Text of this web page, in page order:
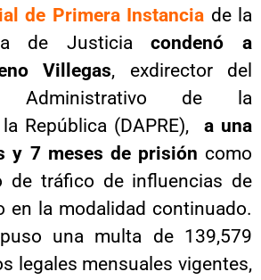
de Primera Instancia de la
de Justiciacondenó a
Villegas, exdirector del
Administrativo de la
República (DAPRE), a una
y 7 meses de prisión como
de tráfico de influencias de
en la modalidad continuado.
una multa de 139,579
legales mensuales vigentes,